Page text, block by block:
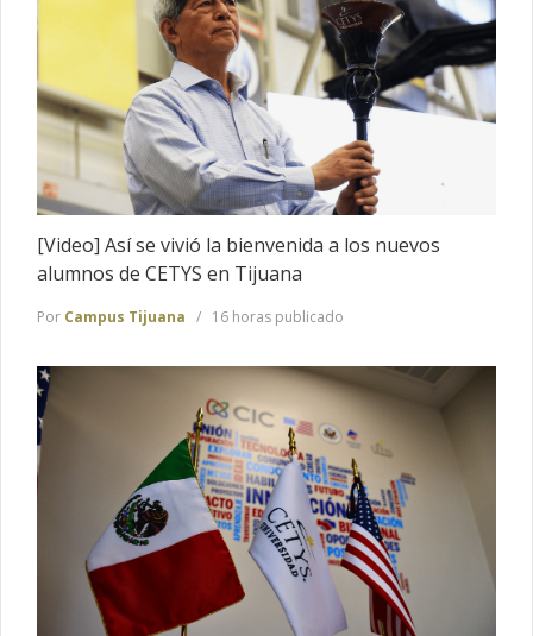
[Video] Así se vivió la bienvenida a los nuevos
alumnos de CETYS en Tijuana
Por Campus Tijuana 16 horas publicado